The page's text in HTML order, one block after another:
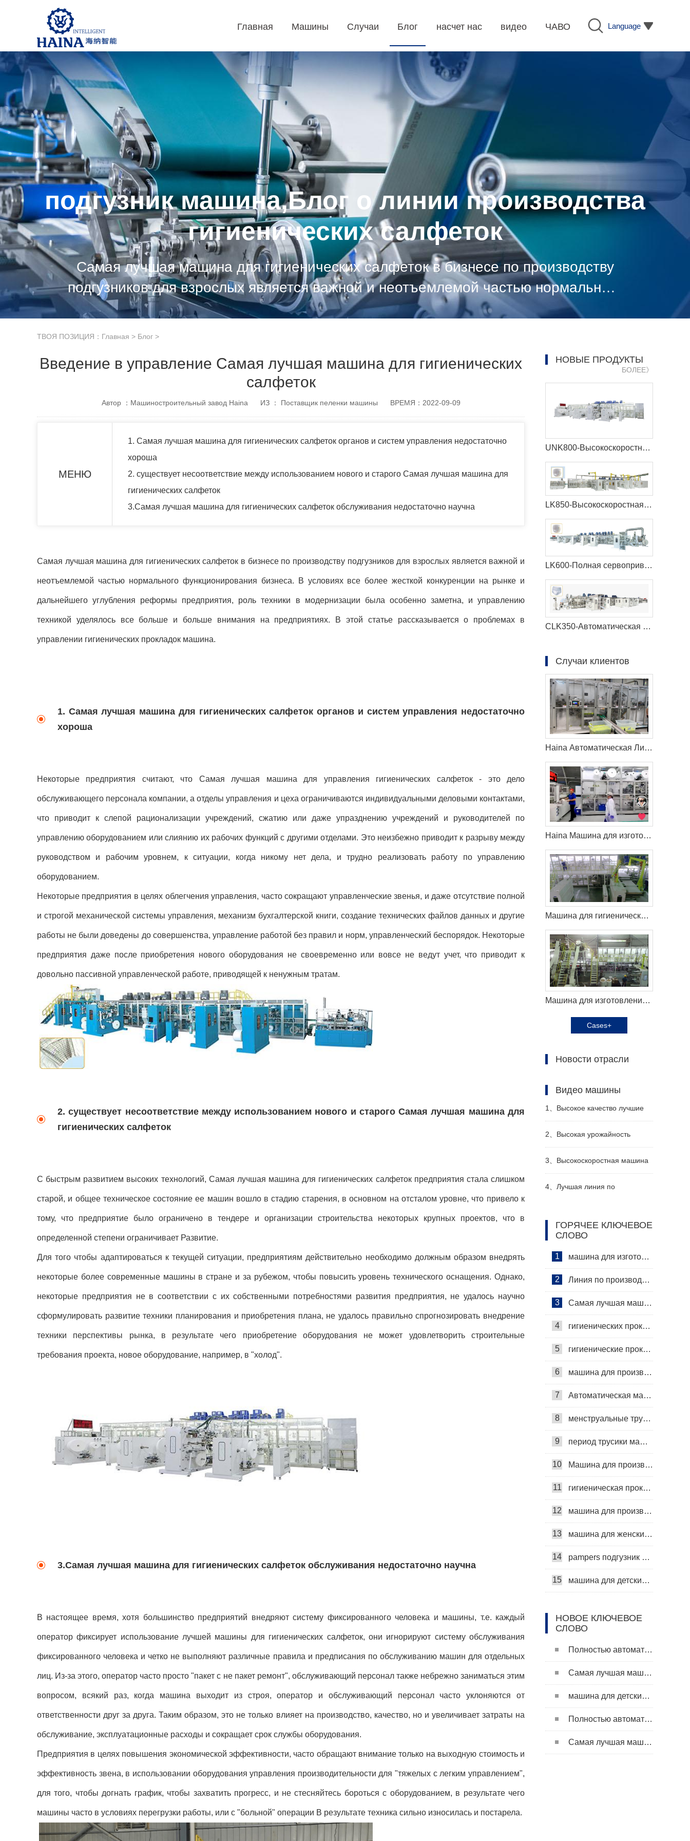
Language
Главная Машины Случаи Блог насчет нас видео ЧАВО
подгузник машина,Блог о линии производства
гигиенических салфеток
Самая лучшая машина для гигиенических салфеток в бизнесе по производству
подгузников для взрослых является важной и неотъемлемой частью нормального
функциониро
ТВОЯ ПОЗИЦИЯ： Главная > Блог >
Введение в управление Самая лучшая машина для гигиенических
салфеток
Автор ：Машиностроительный завод Haina ИЗ ： Поставщик пеленки машины ВРЕМЯ：2022-09-09
МЕНЮ
1. Самая лучшая машина для гигиенических салфеток органов и систем управления недостаточно
хороша
2. существует несоответствие между использованием нового и старого Самая лучшая машина для
гигиенических салфеток
3.Самая лучшая машина для гигиенических салфеток обслуживания недостаточно научна
Самая лучшая машина для гигиенических салфеток в бизнесе по производству подгузников для взрослых является важной и
неотъемлемой частью нормального функционирования бизнеса. В условиях все более жесткой конкуренции на рынке и
дальнейшего углубления реформы предприятия, роль техники в модернизации была особенно заметна, и управлению
техникой уделялось все больше и больше внимания на предприятиях. В этой статье рассказывается о проблемах в
управлении гигиенических прокладок машина.
1. Самая лучшая машина для гигиенических салфеток органов и систем управления недостаточно
хороша
Некоторые предприятия считают, что Самая лучшая машина для управления гигиенических салфеток - это дело
обслуживающего персонала компании, а отделы управления и цеха ограничиваются индивидуальными деловыми контактами,
что приводит к слепой рационализации учреждений, сжатию или даже упразднению учреждений и руководителей по
управлению оборудованием или слиянию их рабочих функций с другими отделами. Это неизбежно приводит к разрыву между
руководством и рабочим уровнем, к ситуации, когда никому нет дела, и трудно реализовать работу по управлению
оборудованием.
Некоторые предприятия в целях облегчения управления, часто сокращают управленческие звенья, и даже отсутствие полной
и строгой механической системы управления, механизм бухгалтерской книги, создание технических файлов данных и другие
работы не были доведены до совершенства, управление работой без правил и норм, управленческий беспорядок. Некоторые
предприятия даже после приобретения нового оборудования не своевременно или вовсе не ведут учет, что приводит к
довольно пассивной управленческой работе, приводящей к ненужным тратам.
2. существует несоответствие между использованием нового и старого Самая лучшая машина для
гигиенических салфеток
С быстрым развитием высоких технологий, Самая лучшая машина для гигиенических салфеток предприятия стала слишком
старой, и общее техническое состояние ее машин вошло в стадию старения, в основном на отсталом уровне, что привело к
тому, что предприятие было ограничено в тендере и организации строительства некоторых крупных проектов, что в
определенной степени ограничивает Развитие.
Для того чтобы адаптироваться к текущей ситуации, предприятиям действительно необходимо должным образом внедрять
некоторые более современные машины в стране и за рубежом, чтобы повысить уровень технического оснащения. Однако,
некоторые предприятия не в соответствии с их собственными потребностями развития предприятия, не удалось научно
сформулировать развитие техники планирования и приобретения плана, не удалось правильно спрогнозировать внедрение
техники перспективы рынка, в результате чего приобретение оборудования не может удовлетворить строительные
требования проекта, новое оборудование, например, в "холод".
3.Самая лучшая машина для гигиенических салфеток обслуживания недостаточно научна
В настоящее время, хотя большинство предприятий внедряют систему фиксированного человека и машины, т.е. каждый
оператор фиксирует использование лучшей машины для гигиенических салфеток, они игнорируют систему обслуживания
фиксированного человека и четко не выполняют различные правила и предписания по обслуживанию машин для отдельных
лиц. Из-за этого, оператор часто просто "пакет с не пакет ремонт", обслуживающий персонал также небрежно заниматься этим
вопросом, всякий раз, когда машина выходит из строя, оператор и обслуживающий персонал часто уклоняются от
ответственности друг за друга. Таким образом, это не только влияет на производство, качество, но и увеличивает затраты на
обслуживание, эксплуатационные расходы и сокращает срок службы оборудования.
Предприятия в целях повышения экономической эффективности, часто обращают внимание только на выходную стоимость и
эффективность звена, в использовании оборудования управления производительности для "тяжелых с легким управлением",
для того, чтобы догнать график, чтобы захватить прогресс, и не стесняйтесь бороться с оборудованием, в результате чего
машины часто в условиях перегрузки работы, или с "больной" операции В результате техника сильно износилась и постарела.
НОВЫЕ ПРОДУКТЫ
БОЛЕЕ》
UNK800-Высокоскоростная машина для детских подгузников
LK850-Высокоскоростная машина для производства детских подгузников
LK600-Полная сервоприводная машина для производства детских подгузников
CLK350-Автоматическая машина для производства менструальных трусов с полным сервоприводом
Случаи клиентов
Haina Автоматическая Линия по гигиеническим салфеткам в Россия
Haina Машина для изготовления детских подгузников помогает клиенту из России захватить больше рынка
Машина для гигиенических салфеток Haina помогает клиенту расширить свой рынок в Латвия
Машина для изготовления подгузников для взрослых Haina помогает российскому заказчику эффективно производить
Cases+
Новости отрасли
Видео машины
1、 Высокое качество лучшие
санитарные салфетки машина
Производитель Видео
2、 Высокая урожайность
женский подгузник делая
машину производитель видео
3、 Высокоскоростная машина
для производства санитарных
Видео
4、 Лучшая линия по
подгузников Производитель
ГОРЯЧЕЕ КЛЮЧЕВОЕ
СЛОВО
1 машина для изготовления гигиенических салфеток
2 Линия по производству гигиенических салфеток
3 Самая лучшая машина для гигиенических салфеток
4 гигиенических прокладок машина
5 гигиенические прокладки машина
6 машина для производства гигиенических прокладок
7 Автоматическая машина для изготовления гигиенических прокладок
8 менструальные трусики машина
9 период трусики машина
10 Машина для производства ежедневных прокладок
11 гигиеническая прокладка машина
12 машина для производства детских подгузников
13 машина для женских подгузников
14 pampers подгузник машина
15 машина для детских подгузников
НОВОЕ КЛЮЧЕВОЕ
СЛОВО
Полностью автоматическая машина для подгузников для взрослых
Самая лучшая машина для изготовления подгузников
машина для детских подгузников
Полностью автоматическая машина для подгузников для взрослых
Самая лучшая машина для изготовления подгузников